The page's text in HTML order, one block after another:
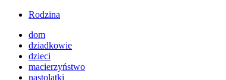
Rodzina
dom
dziadkowie
dzieci
macierzyństwo
nastolatki